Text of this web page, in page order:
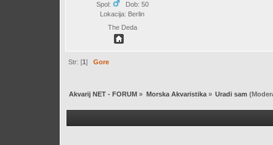
Spol:
Dob: 50
Lokacija: Berlin
The Deda
Str: [1]Gore
Akvarij NET - FORUM » Morska Akvaristika» Uradi sam